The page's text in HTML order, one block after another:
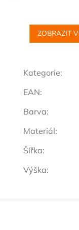
ZOBRAZIT
Kategorie:
EAN:
Barva:
Materiál:
Šířka:
Výška:
Z